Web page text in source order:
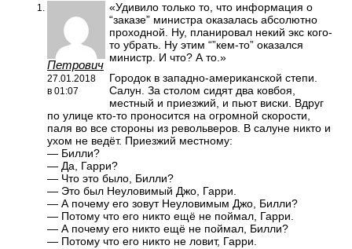
Петрович
27.01.2018
в 01:07
«Удивило только то, что информация о
“заказе” министра оказалась абсолютно
проходной. Ну, планировал некий экс кого-
то убрать. Ну этим “”кем-то” оказался
министр. И что? А то.»
Городок в западно-американской степи.
Салун. За столом сидят два ковбоя,
местный и приезжий, и пьют виски. Вдруг
по улице кто-то проносится на огромной скорости,
паля во все стороны из револьверов. В салуне никто и
ухом не ведёт. Приезжий местному:
— Билли?
— Да, Гарри?
— Что это было, Билли?
— Это был Неуловимый Джо, Гарри.
— А почему его зовут Неуловимым Джо, Билли?
— Потому что его никто ещё не поймал, Гарри.
— А почему его никто ещё не поймал, Билли?
— Потому что его никто не ловит, Гарри.